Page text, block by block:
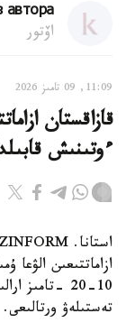
автора
اۆتور
11:09, 09 تامىز 2026
قازاقستان
ءوتىنىش قابىلداۋ 10-تامىزدا
ازاماتتىعىن الۋعا
10-20 -
تەستىلەۋ ورتالىعى.